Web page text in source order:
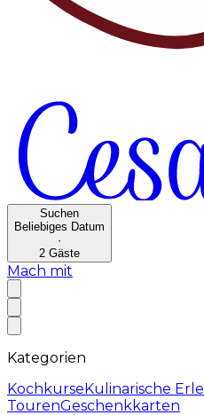
Suchen
Beliebiges Datum
·
2 Gäste
Mach mit
Kategorien
KochkurseKulinarische
TourenGeschenkkarten